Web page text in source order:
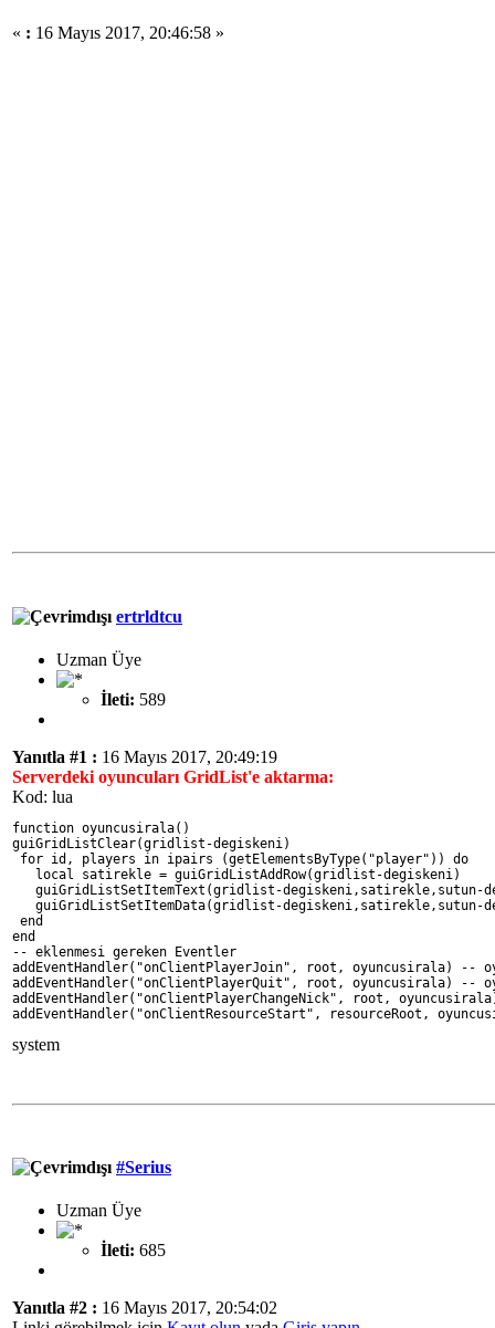
« : 16 Mayıs 2017, 20:46:58 »
ertrldtcu
Uzman Üye
İleti: 589
Yanıtla #1 : 16 Mayıs 2017, 20:49:19
Serverdeki oyuncuları GridList'e aktarma:
Kod: lua
function oyuncusirala()
guiGridListClear(gridlist-degiskeni)
for id, players in ipairs (getElementsByType("player")) do
local satirekle = guiGridListAddRow(gridlist-degiskeni)
guiGridListSetItemText(gridlist-degiskeni,satirekle,sutun-
guiGridListSetItemData(gridlist-degiskeni,satirekle,sutun-
end
end
-- eklenmesi gereken Eventler
addEventHandler("onClientPlayerJoin", root, oyuncusirala)
addEventHandler("onClientPlayerQuit", root, oyuncusirala) --
addEventHandler("onClientPlayerChangeNick", root,
addEventHandler("onClientResourceStart", resourceRoot,
system
#Serius
Uzman Üye
İleti: 685
Yanıtla #2 : 16 Mayıs 2017, 20:54:02